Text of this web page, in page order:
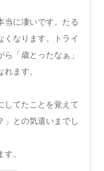
当に凄いです。たる
くなります。トライ
「歳とったなぁ」
ます。
してたことを覚えて
」との気遣いまでし
。